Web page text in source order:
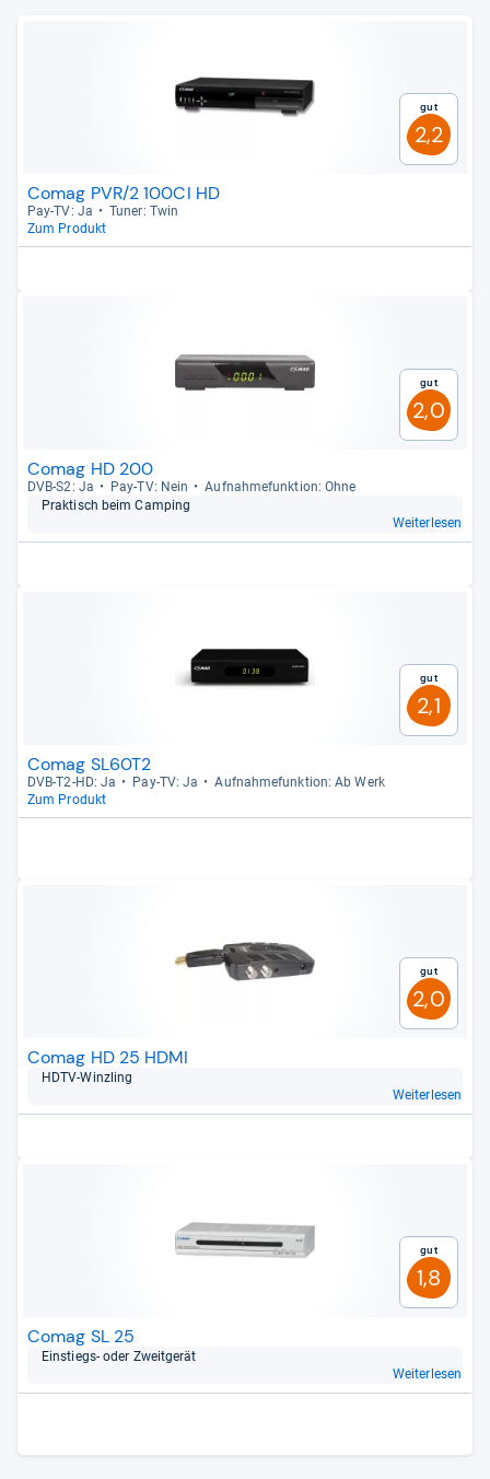
Gut
2,2
Comag PVR/2 100CI HD
Pay-​TV: Ja
Tuner: Twin
Zum Produkt
Gut
2,0
Comag HD 200
DVB-​S2: Ja Pay-​TV: Nein
Auf­nah­me­funk­tion: Ohne
Prak­tisch beim Cam­ping
Weiterlesen
Gut
2,1
Comag SL60T2
DVB-​T2-​HD: Ja Pay-​TV: Ja
Auf­nah­me­funk­tion: Ab Werk
Zum Produkt
Gut
2,0
Comag HD 25 HDMI
HDTV-​Winz­ling
Weiterlesen
Gut
1,8
Comag SL 25
Ein­stiegs-​ oder Zweit­ge­rät
Weiterlesen